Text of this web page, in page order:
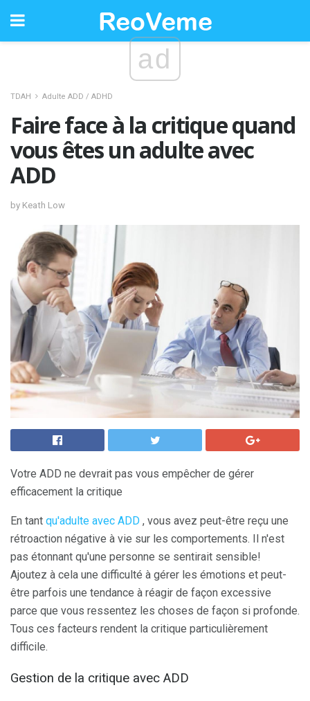
ad
TDAH Adulte ADD / ADHD
Faire face à la critique quand
vous êtes un adulte avec
ADD
by Keath Low
Votre ADD ne devrait pas vous empêcher de gérer
efficacement la critique
En tant qu'adulte avec ADD , vous avez peut-être reçu une
rétroaction négative à vie sur les comportements. Il n'est
pas étonnant qu'une personne se sentirait sensible!
Ajoutez à cela une difficulté à gérer les émotions et peut-
être parfois une tendance à réagir de façon excessive
parce que vous ressentez les choses de façon si profonde.
Tous ces facteurs rendent la critique particulièrement
difficile.
Gestion de la critique avec ADD